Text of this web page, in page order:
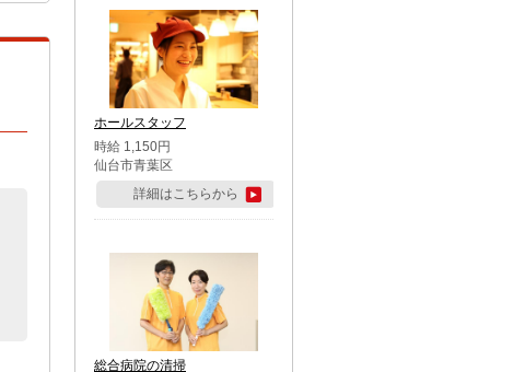
ホールスタッフ
時給 1,150円
仙台市青葉区
詳細はこちらから
総合病院の清掃